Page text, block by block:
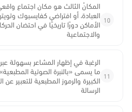
10
المكانُ الثالث هو مكان اجتماع
العبادة، أو افتراضي كفايسبوك
الأماكن دورًا تاريخيًا في احتضان
والاجتماعية
11
الرغبة في إظهار المشاعر بسهولة
ما يسمى «بالنبرة الصوتية
الكبيرة والرموز المطبعية للتعبير
الرسالة